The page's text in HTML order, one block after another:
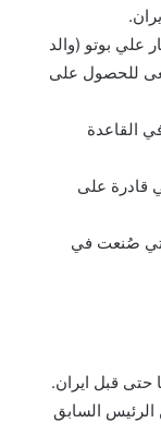
ذوالفقار علي بوتو (والد
عام 1964 عن اقتناعه بأن الهند تسعى للحصول على
القاعدة
3” التي تملكها السعودية ذات مدى يبلغ 2500 4000 كم وهي قادرة على
أن السعودية في مسار تطوير منظومتها الصاروخية برغم أن صواريخ (دي. اف3) التي صُنعت في
حتى قبل ايران.
الرئيس السابق